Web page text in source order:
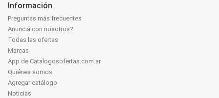
Información
Preguntas más frecuentes
Anunciá con nosotros?
Todas las ofertas
Marcas
App de Catalogosofertas.com.ar
Quiénes somos
Agregar catálogo
Noticias